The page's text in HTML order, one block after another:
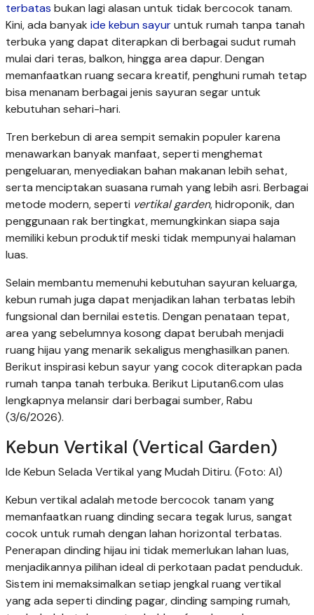
terbatas bukan lagi alasan untuk tidak bercocok tanam.
Kini, ada banyak ide kebun sayuruntuk rumah tanpa tanah
terbuka yang dapat diterapkan di berbagai sudut rumah
mulai dari teras, balkon, hingga area dapur. Dengan
memanfaatkan ruang secara kreatif, penghuni rumah tetap
bisa menanam berbagai jenis sayuran segar untuk
kebutuhan sehari-hari.
Tren berkebun di area sempit semakin populer karena
menawarkan banyak manfaat, seperti menghemat
pengeluaran, menyediakan bahan makanan lebih sehat,
serta menciptakan suasana rumah yang lebih asri. Berbagai
metode modern, seperti vertikal garden, hidroponik, dan
penggunaan rak bertingkat, memungkinkan siapa saja
memiliki kebun produktif meski tidak mempunyai halaman
luas.
Selain membantu memenuhi kebutuhan sayuran keluarga,
kebun rumah juga dapat menjadikan lahan terbatas lebih
fungsional dan bernilai estetis. Dengan penataan tepat,
area yang sebelumnya kosong dapat berubah menjadi
ruang hijau yang menarik sekaligus menghasilkan panen.
Berikut inspirasi kebun sayur yang cocok diterapkan pada
rumah tanpa tanah terbuka. Berikut Liputan6.com ulas
lengkapnya melansir dari berbagai sumber, Rabu
(3/6/2026).
Kebun Vertikal (Vertical Garden)
Ide Kebun Selada Vertikal yang Mudah Ditiru. (Foto: AI)
Kebun vertikal adalah metode bercocok tanam yang
memanfaatkan ruang dinding secara tegak lurus, sangat
cocok untuk rumah dengan lahan horizontal terbatas.
Penerapan dinding hijau ini tidak memerlukan lahan luas,
menjadikannya pilihan ideal di perkotaan padat penduduk.
Sistem ini memaksimalkan setiap jengkal ruang vertikal
yang ada seperti dinding pagar, dinding samping rumah,